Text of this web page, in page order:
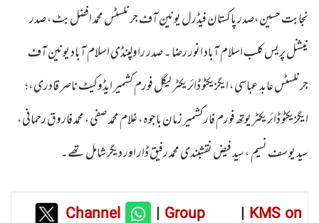
نجابت حسین،صدر پاکستان فیڈرل یونین آف جرنلسٹس محمد افضل بٹ، صدر
نیشنل پریس کلب اسلام آباد انور رضا ۔ صدر راولپنڈی اسلام آباد یونین آف
جرنلسٹس عابد عباسی، ایگزیکٹو ڈائریکٹر لیگل فورم کشمیر ایڈوکیٹ ناصر قادری،؛
ایگزیکٹو ڈائریکٹر یوتھ فورم فار کشمیر زمان باجوہ، غلام محمد صفی، محمد فاروق رحمانی،
سید یوسف نسیم ، سید فیض نقشبندی محمد رفیق ڈار اور دیگر شامل تھے۔
Channel |Group | KMS on